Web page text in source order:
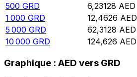
500 GRD 6,23128 AED
1 000 GRD 12,4626 AED
5 000 GRD 62,3128 AED
10 000 GRD 124,626 AED
Graphique : AED vers GRD